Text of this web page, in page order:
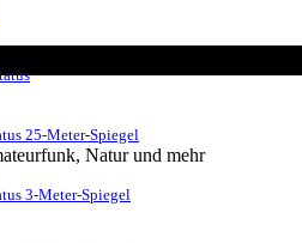
Natur und mehr
25-Meter-Spiegel
3-Meter-Spiegel